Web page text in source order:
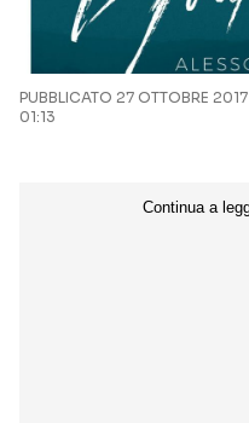
PUBBLICATO 27 OTTOBRE 2017
01:13